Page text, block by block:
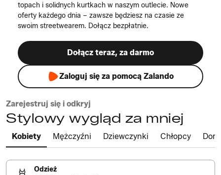
topach i solidnych kurtkach w naszym outlecie. Nowe
oferty każdego dnia – zawsze będziesz na czasie ze
swoim streetwearem. Dołącz bezpłatnie.
Dołącz teraz, za darmo
Zaloguj się za pomocą Zalando
Zarejestruj się i odkryj
Stylowy wygląd za mniej
Kobiety Mężczyźni Dziewczynki Chłopcy Dom
Odzież